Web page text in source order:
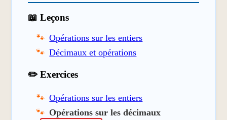
📖 Leçons
Opérations sur les entiers
Décimaux et opérations
✏️ Exercices
Opérations sur les entiers
Opérations sur les décimaux